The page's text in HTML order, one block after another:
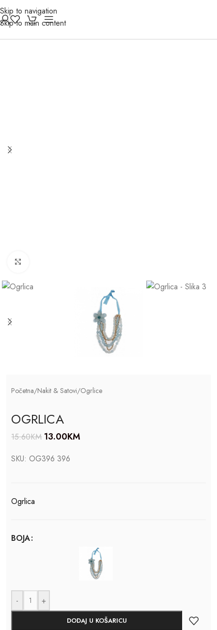
Skip to navigation
Skip to main content
-17%
Početna/Nakit & Satovi/Ogrlice
OGRLICA
15.60KM 13.00KM
SKU:OG396 396
Ogrlica
BOJA
- +
DODAJ U KOŠARICU